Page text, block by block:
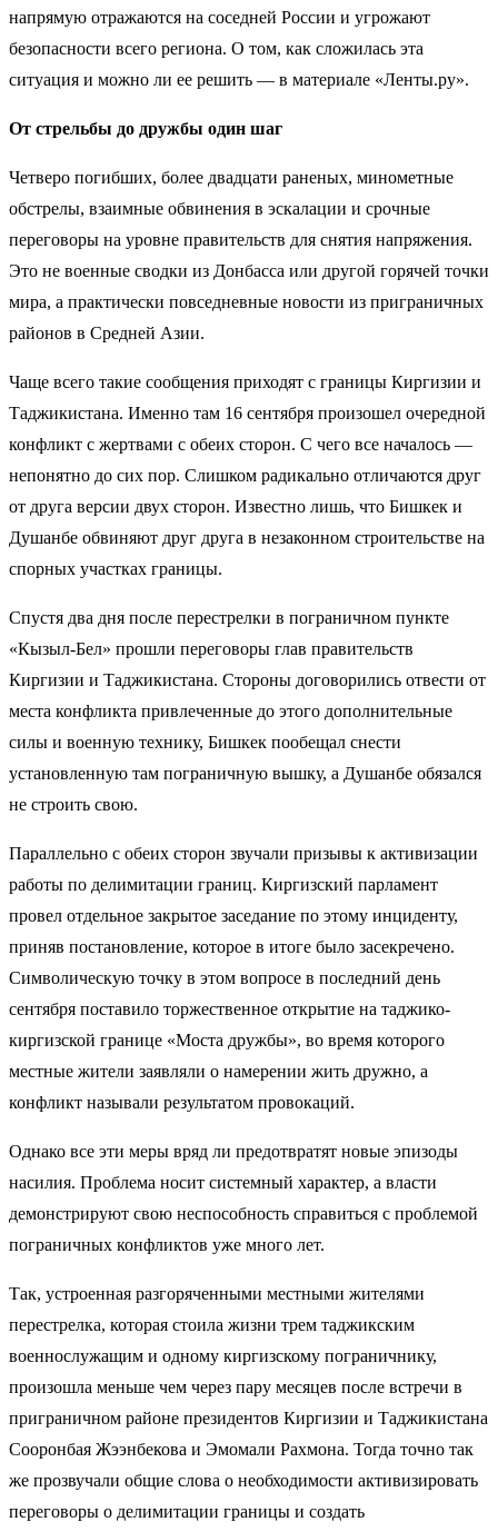
напрямую отражаются на соседней России и угрожают
безопасности всего региона. О том, как сложилась эта
ситуация и можно ли ее решить — в материале «Ленты.ру».
От стрельбы до дружбы один шаг
Четверо погибших, более двадцати раненых, минометные
обстрелы, взаимные обвинения в эскалации и срочные
переговоры на уровне правительств для снятия напряжения.
Это не военные сводки из Донбасса или другой горячей точки
мира, а практически повседневные новости из приграничных
районов в Средней Азии.
Чаще всего такие сообщения приходят с границы Киргизии и
Таджикистана. Именно там 16 сентября произошел очередной
конфликт с жертвами с обеих сторон. С чего все началось —
непонятно до сих пор. Слишком радикально отличаются друг
от друга версии двух сторон. Известно лишь, что Бишкек и
Душанбе обвиняют друг друга в незаконном строительстве на
спорных участках границы.
Спустя два дня после перестрелки в пограничном пункте
«Кызыл-Бел» прошли переговоры глав правительств
Киргизии и Таджикистана. Стороны договорились отвести от
места конфликта привлеченные до этого дополнительные
силы и военную технику, Бишкек пообещал снести
установленную там пограничную вышку, а Душанбе обязался
не строить свою.
Параллельно с обеих сторон звучали призывы к активизации
работы по делимитации границ. Киргизский парламент
провел отдельное закрытое заседание по этому инциденту,
приняв постановление, которое в итоге было засекречено.
Символическую точку в этом вопросе в последний день
сентября поставило торжественное открытие на таджико-
киргизской границе «Моста дружбы», во время которого
местные жители заявляли о намерении жить дружно, а
конфликт называли результатом провокаций.
Однако все эти меры вряд ли предотвратят новые эпизоды
насилия. Проблема носит системный характер, а власти
демонстрируют свою неспособность справиться с проблемой
пограничных конфликтов уже много лет.
Так, устроенная разгоряченными местными жителями
перестрелка, которая стоила жизни трем таджикским
военнослужащим и одному киргизскому пограничнику,
произошла меньше чем через пару месяцев после встречи в
приграничном районе президентов Киргизии и Таджикистана
Сооронбая Жээнбекова и Эмомали Рахмона. Тогда точно так
же прозвучали общие слова о необходимости активизировать
переговоры о делимитации границы и создать